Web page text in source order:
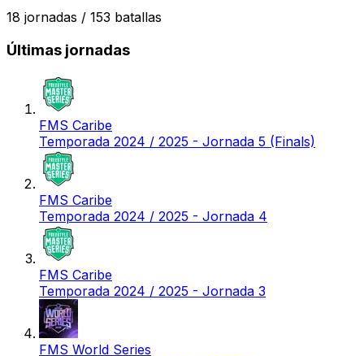
18 jornadas / 153 batallas
Últimas jornadas
FMS Caribe
Temporada 2024 / 2025 - Jornada 5 (Finals)
FMS Caribe
Temporada 2024 / 2025 - Jornada 4
FMS Caribe
Temporada 2024 / 2025 - Jornada 3
FMS World Series